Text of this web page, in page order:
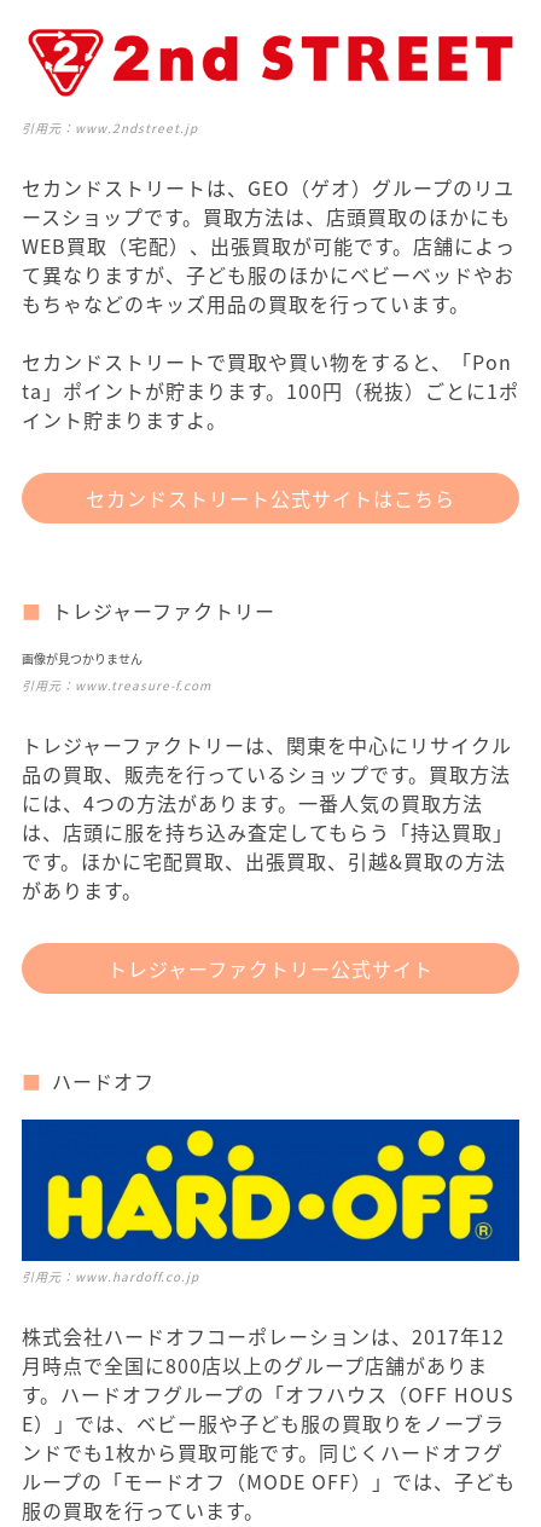
引用元： www.2ndstreet.jp
セカンドストリートは、GEO（ゲオ）グループのリユ
ースショップです。買取方法は、店頭買取のほかにも
WEB買取（宅配）、出張買取が可能です。店舗によっ
て異なりますが、子ども服のほかにベビーベッドやお
もちゃなどのキッズ用品の買取を行っています。
セカンドストリートで買取や買い物をすると、「Pon
ta」ポイントが貯まります。100円（税抜）ごとに1ポ
イント貯まりますよ。
セカンドストリート公式サイトはこちら
トレジャーファクトリー
画像が見つかりません
引用元： www.treasure-f.com
トレジャーファクトリーは、関東を中心にリサイクル
品の買取、販売を行っているショップです。買取方法
には、4つの方法があります。一番人気の買取方法
は、店頭に服を持ち込み査定してもらう「持込買取」
です。ほかに宅配買取、出張買取、引越&買取の方法
があります。
トレジャーファクトリー公式サイト
ハードオフ
引用元： www.hardoff.co.jp
株式会社ハードオフコーポレーションは、2017年12
月時点で全国に800店以上のグループ店舗がありま
す。ハードオフグループの「オフハウス（OFF HOUS
E）」では、ベビー服や子ども服の買取りをノーブラ
ンドでも1枚から買取可能です。同じくハードオフグ
ループの「モードオフ（MODE OFF）」では、子ども
服の買取を行っています。